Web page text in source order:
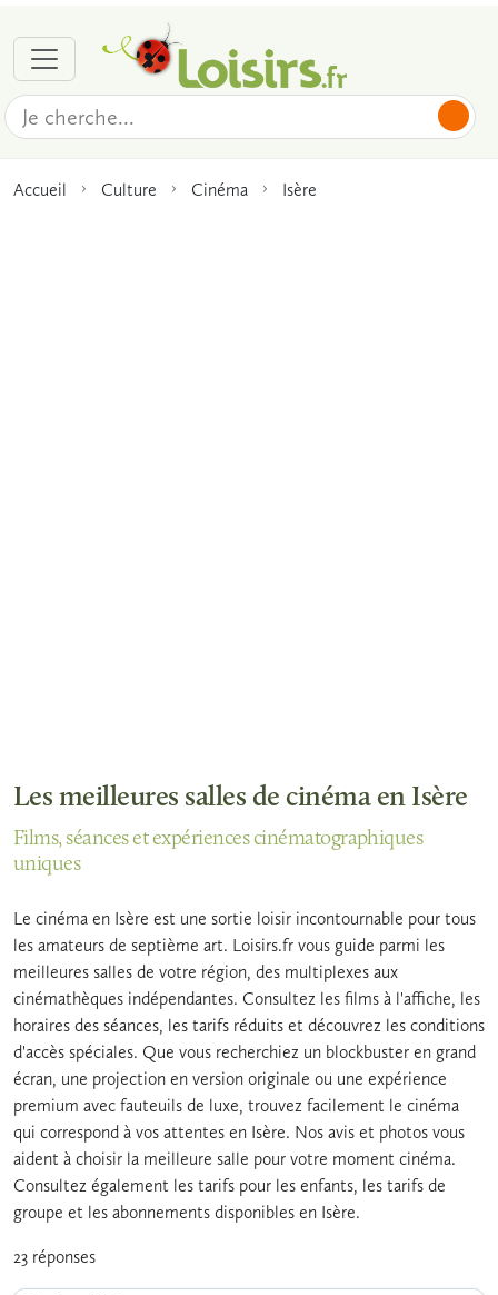
Accueil Culture Cinéma Isère
Les meilleures salles de cinéma en Isère
Films, séances et expériences cinématographiques
uniques
Le cinéma en Isère est une sortie loisir incontournable pour tous
les amateurs de septième art. Loisirs.fr vous guide parmi les
meilleures salles de votre région, des multiplexes aux
cinémathèques indépendantes. Consultez les films à l'affiche, les
horaires des séances, les tarifs réduits et découvrez les conditions
d'accès spéciales. Que vous recherchiez un blockbuster en grand
écran, une projection en version originale ou une expérience
premium avec fauteuils de luxe, trouvez facilement le cinéma
qui correspond à vos attentes en Isère. Nos avis et photos vous
aident à choisir la meilleure salle pour votre moment cinéma.
Consultez également les tarifs pour les enfants, les tarifs de
groupe et les abonnements disponibles en Isère.
23 réponses